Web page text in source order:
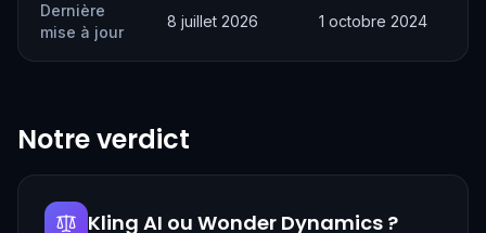
Dernière
mise à jour
8 juillet 2026 1 octobre 2024
Notre verdict
Kling AI ou Wonder Dynamics ?